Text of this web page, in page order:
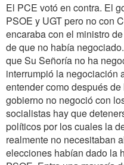
El PCE votó en contra. El
PSOE y UGT pero no con
encaraba con el ministro
de que no había
que Su Señoría no ha
interrumpió la negociación
entender como después
gobierno no negoció con
socialistas hay que
políticos por los cuales la
realmente no necesitaban
elecciones habían dado la